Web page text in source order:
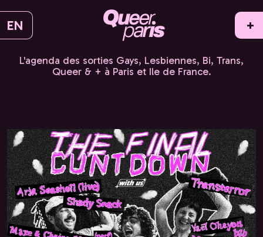
EN +
L'agenda des sorties Gays, Lesbiennes, Bi, Trans,
Queer & + à Paris et Ile de France.